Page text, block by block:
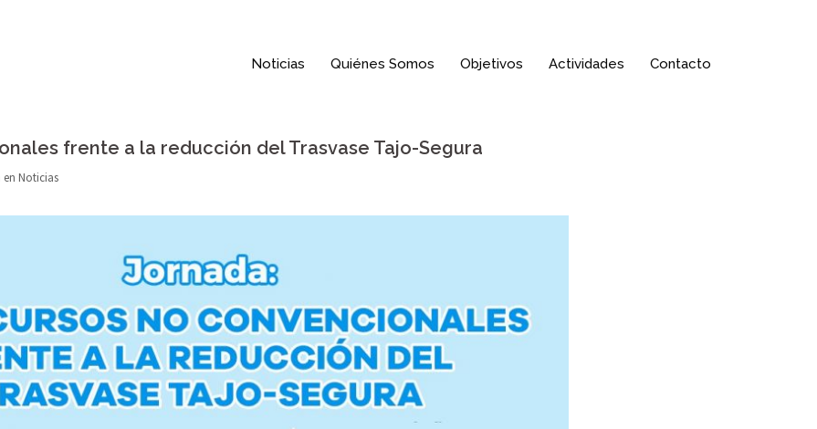
Noticias Quiénes Somos Objetivos Actividades Contacto
frente a la reducción del Trasvase Tajo-Segura
Noticias